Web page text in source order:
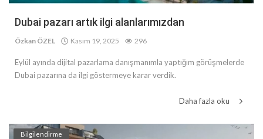
Türkçe
Dubai pazarı artık ilgi alanlarımızdan
Özkan ÖZEL Kasım 19, 2025 296
Eylül ayında dijital pazarlama danışmanımla yaptığım görüşmelerde
Dubai pazarına da ilgi göstermeye karar verdik.
Daha fazla oku
Bilgilendirme